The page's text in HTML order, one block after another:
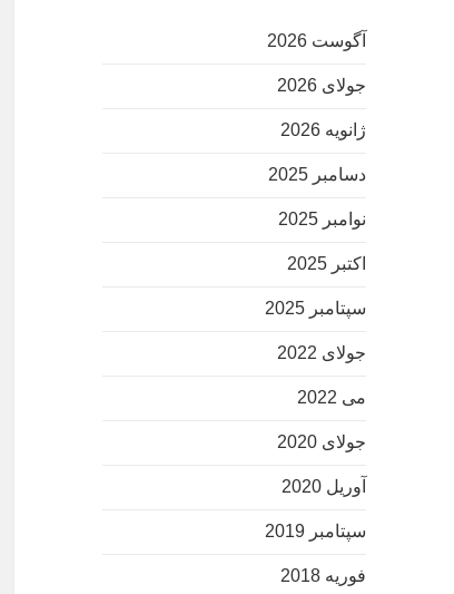
آگوست 2026
جولای 2026
ژانویه 2026
دسامبر 2025
نوامبر 2025
اکتبر 2025
سپتامبر 2025
جولای 2022
می 2022
جولای 2020
آوریل 2020
سپتامبر 2019
فوریه 2018